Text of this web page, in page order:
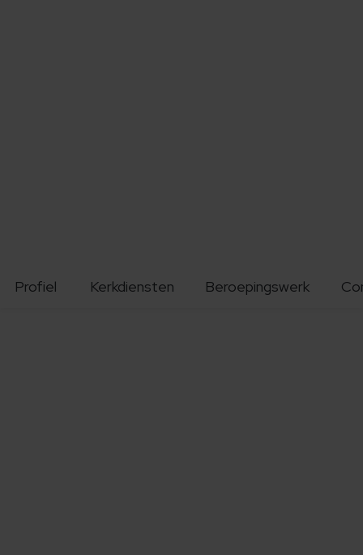
Profiel Kerkdiensten Beroepingswerk